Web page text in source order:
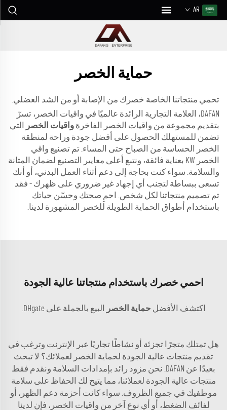
AR
حماية الخصر
تحمي منتجاتنا الخاصة خصرك من الإصابة أو من الشد العضلي.
DAFAN، العلامة التجارية الرائدة عالميًا في واقيات الخصر، تسرّ
بتقديم مجموعة من واقيات الخصر الفاخرة واقيات الخصر
التي
تضمن للمستهلك الحصول على أفضل جودة وراحة لمنطقة
الخصر الحساسة من الصباح حتى المساء. تم تصنيع واقي
الخصر KW بعناية فائقة، ونتبع أعلى معايير التصنيع لضمان المتانة
والسلامة. سواء كنت بحاجة إلى دعم أثناء العمل البدني، أو أنك
تسعى ببساطة لتجنب أي إجهاد غير ضروري على ظهرك - فقد
تم تصميم منتجاتنا لكل شخص. احمِ صحتك وحسّن حياتك
باستخدام أطواق الحماية الطويلة للخصر المشهورة لدينا.
احمي خصرك باستخدام منتجاتنا عالية الجودة
اكتشف الأفضل حماية الخصر البيع بالجملة على DHgate.
هل تمتلك متجرًا تجزئة أو نشاطًا تجاريًا عبر الإنترنت وترغب في
تقديم منتجات عالية الجودة لحماية الخصر لعملائك؟ لا تبحث
بعيدًا عن DAFAN. نحن مزود رائد بإمدادات السلامة ونقدم فقط
منتجات عالية الجودة لعملائنا، مما يتيح لك الحفاظ على سلامة
موظفيك في جميع الظروف. سواء كانت أحزمة دعم الظهر، أو
لفائف الضغط، أو أي نوع آخر من واقيات الخصر، فإن لدينا